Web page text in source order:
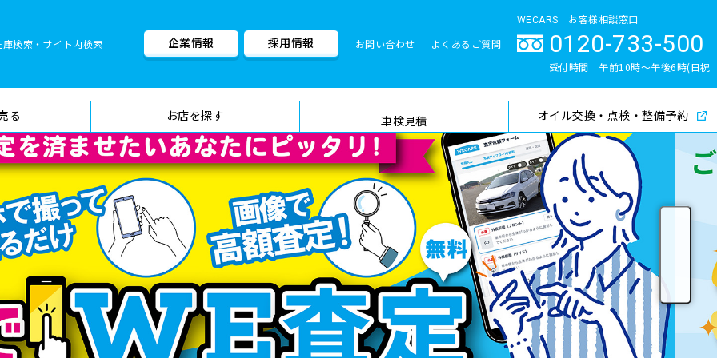
庫検索・サイト内検索
検索
企業情報 採用情報 お問い合わせ よくあるご質問
WECARS お客様相談窓口
0120-733-500
受付時間 午前10時〜午後6時(日祝
る お店を探す 車検見積
車検料金・メニュー 品質管理とサポート体制
オイル交換・点検・整備予約